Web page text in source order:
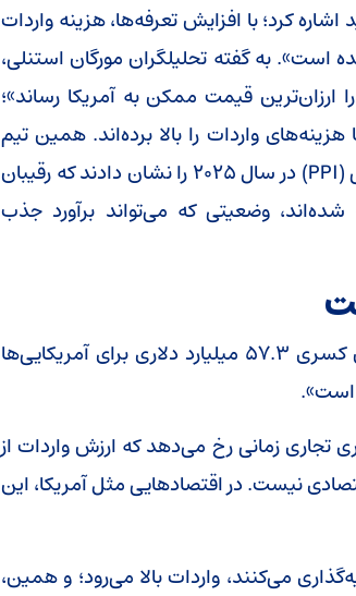
تحولات زنجیره تولید اشاره کرد؛ با افزایش تعرفه‌ها، هزینه واردات
است». به گفته تحلیلگران مورگان استنلی،
قیمت ممکن به آمریکا رساند»؛
واردات را بالا برده‌اند. همین تیم
همچنین افزایش قیمت کالا‌های تولیدکنندگان آمریکایی (PPI) در سال ۲۰۲۵ را نشان دادند که رقیبان
وضعیتی که می‌تواند برآورد جذب
در ادامه یک پرسش بسیار مهم مطرح می‌شود که این کسری ۵۷.۳ میلیارد دلاری برای آمریکایی‌ها
است».
تجاری زمانی رخ می‌دهد که ارزش واردات از
نیست. در اقتصاد‌هایی مثل آمریکا، این
می‌کنند، واردات بالا می‌رود؛ و همین،